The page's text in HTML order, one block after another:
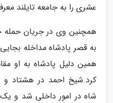
عشری را به جامعه تایلند
همچنین وی در جریان حمله
به قصر پادشاه مداخله
همین دلیل پادشاه به او
کرد.شیخ احمد در هشتاد
شاه در امور داخلی شد و